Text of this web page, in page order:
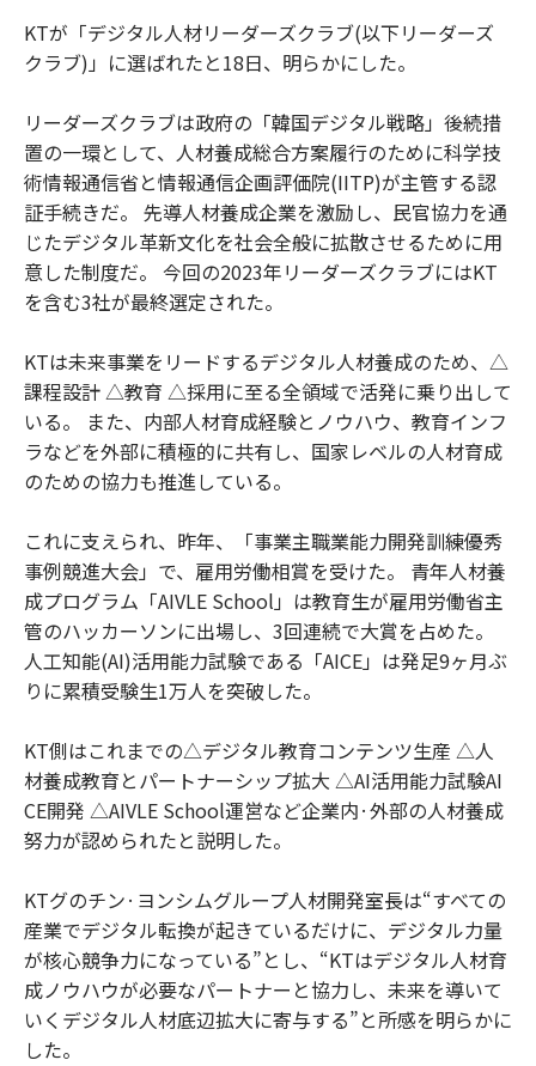
KTが「デジタル人材リーダーズクラブ(以下リーダーズ
クラブ)」に選ばれたと18日、明らかにした。
リーダーズクラブは政府の「韓国デジタル戦略」後続措
置の一環として、人材養成総合方案履行のために科学技
術情報通信省と情報通信企画評価院(IITP)が主管する認
証手続きだ。 先導人材養成企業を激励し、民官協力を通
じたデジタル革新文化を社会全般に拡散させるために用
意した制度だ。 今回の2023年リーダーズクラブにはKT
を含む3社が最終選定された。
KTは未来事業をリードするデジタル人材養成のため、△
課程設計 △教育 △採用に至る全領域で活発に乗り出して
いる。 また、内部人材育成経験とノウハウ、教育インフ
ラなどを外部に積極的に共有し、国家レベルの人材育成
のための協力も推進している。
これに支えられ、昨年、「事業主職業能力開発訓練優秀
事例競進大会」で、雇用労働相賞を受けた。 青年人材養
成プログラム「AIVLE School」は教育生が雇用労働省主
管のハッカーソンに出場し、3回連続で大賞を占めた。
人工知能(AI)活用能力試験である「AICE」は発足9ヶ月ぶ
りに累積受験生1万人を突破した。
KT側はこれまでの△デジタル教育コンテンツ生産 △人
材養成教育とパートナーシップ拡大 △AI活用能力試験AI
CE開発 △AIVLE School運営など企業内·外部の人材養成
努力が認められたと説明した。
KTグのチン·ヨンシムグループ人材開発室長は“すべての
産業でデジタル転換が起きているだけに、デジタル力量
が核心競争力になっている”とし、“KTはデジタル人材育
成ノウハウが必要なパートナーと協力し、未来を導いて
いくデジタル人材底辺拡大に寄与する”と所感を明らかに
した。